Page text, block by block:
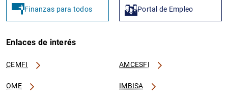
Finanzas para todos Portal de Empleo
Enlaces de interés
CEMFI AMCESFI
OME IMBISA